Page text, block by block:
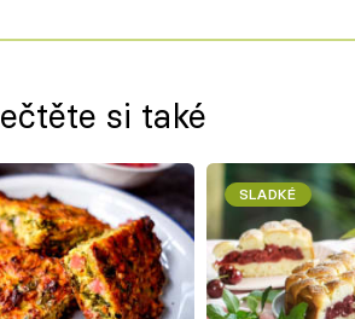
si také
SLADKÉ